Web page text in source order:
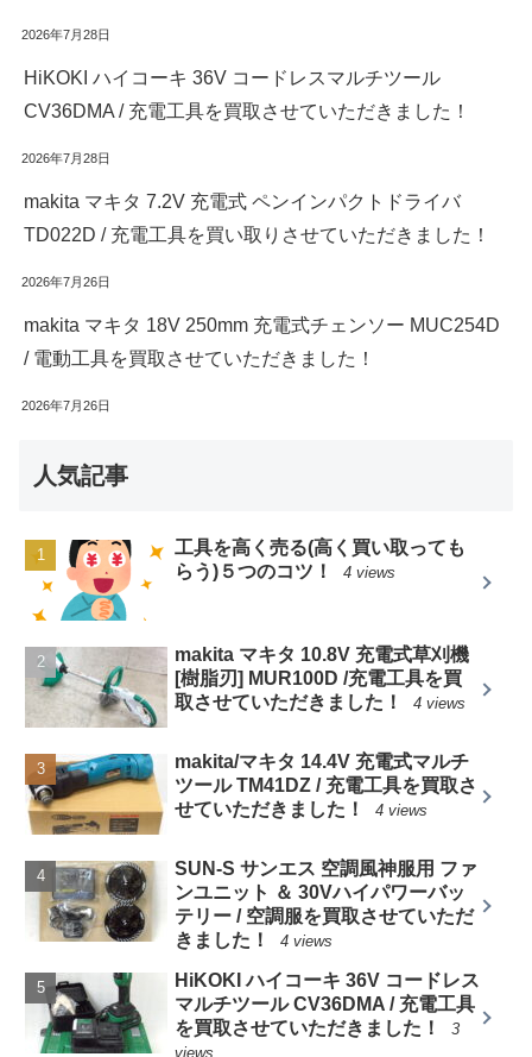
2026年7月28日
HiKOKI ハイコーキ 36V コードレスマルチツール
CV36DMA / 充電工具を買取させていただきました！
2026年7月28日
makita マキタ 7.2V 充電式 ペンインパクトドライバ
TD022D / 充電工具を買い取りさせていただきました！
2026年7月26日
makita マキタ 18V 250mm 充電式チェンソー MUC254D
/ 電動工具を買取させていただきました！
2026年7月26日
人気記事
工具を高く売る(高く買い取っても
らう)５つのコツ！
4 views
makita マキタ 10.8V 充電式草刈機
[樹脂刃] MUR100D /充電工具を買
取させていただきました！
4 views
makita/マキタ 14.4V 充電式マルチ
ツール TM41DZ / 充電工具を買取さ
せていただきました！
4 views
SUN-S サンエス 空調風神服用 ファ
ンユニット ＆ 30Vハイパワーバッ
テリー / 空調服を買取させていただ
きました！
4 views
HiKOKI ハイコーキ 36V コードレス
マルチツール CV36DMA / 充電工具
を買取させていただきました！
3
views